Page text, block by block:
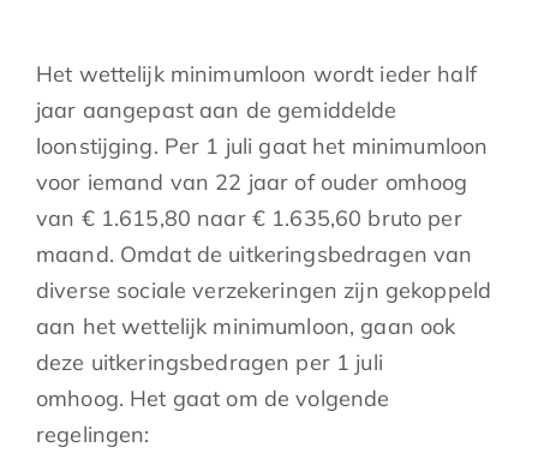
Actueel
Het wettelijk minimumloon wordt ieder half
jaar aangepast aan de gemiddelde
loonstijging. Per 1 juli gaat het minimumloon
voor iemand van 22 jaar of ouder omhoog
van € 1.615,80 naar € 1.635,60 bruto per
maand. Omdat de uitkeringsbedragen van
diverse sociale verzekeringen zijn gekoppeld
aan het wettelijk minimumloon, gaan ook
deze uitkeringsbedragen per 1 juli
omhoog. Het gaat om de volgende
regelingen: